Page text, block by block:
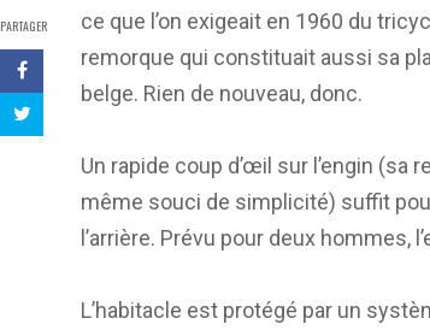
PARTAGER
ce que l’on exigeait en 1960 du
remorque qui constituait aussi sa
belge. Rien de nouveau, donc.
Un rapide coup d’œil sur l’engin (sa
même souci de simplicité) suffit
l’arrière. Prévu pour deux hommes,
L’habitacle est protégé par un